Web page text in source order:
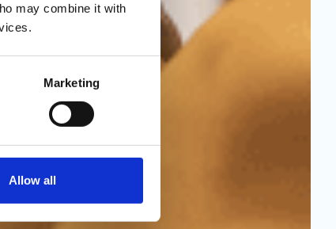
may combine it with
Marketing
Allow all